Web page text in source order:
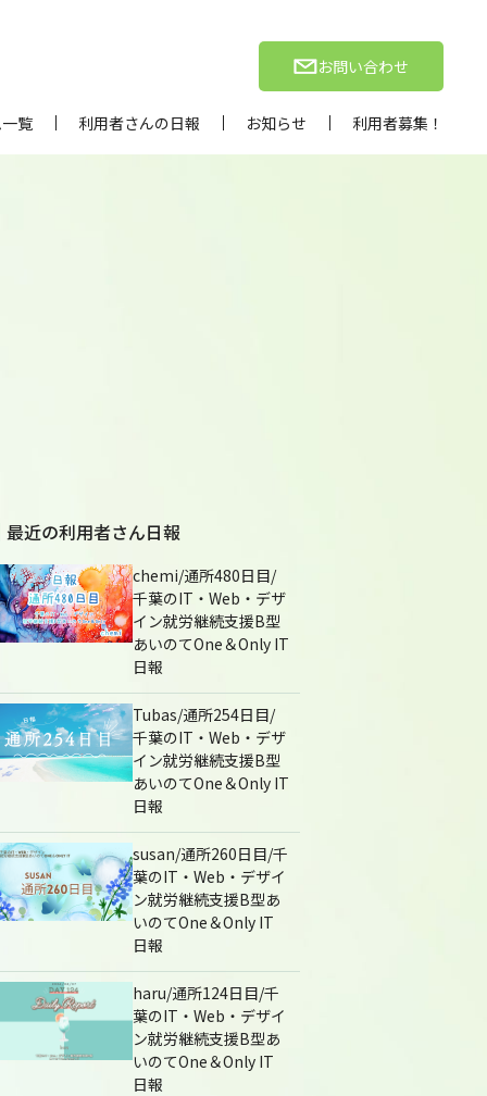
お問い合わせ
覧 利用者さんの日報 お知らせ 利用者募集！
最近の利用者さん日報
chemi/通所480日目/
千葉のIT・Web・デザ
イン就労継続支援B型
あいのてOne＆Only IT
日報
Tubas/通所254日目/
千葉のIT・Web・デザ
イン就労継続支援B型
あいのてOne＆Only IT
日報
susan/通所260日目/千
葉のIT・Web・デザイ
ン就労継続支援B型あ
いのてOne＆Only IT
日報
haru/通所124日目/千
葉のIT・Web・デザイ
ン就労継続支援B型あ
いのてOne＆Only IT
日報